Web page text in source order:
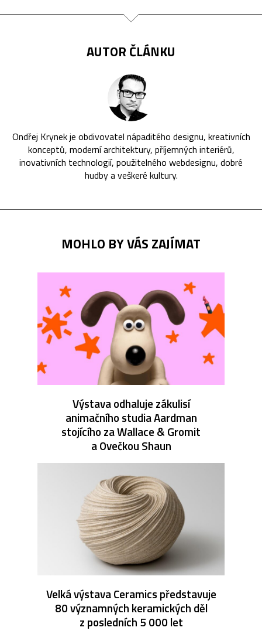
AUTOR ČLÁNKU
Ondřej Krynek je obdivovatel nápaditého designu, kreativních
konceptů, moderní architektury, příjemných interiérů,
inovativních technologií, použitelného webdesignu, dobré
hudby a veškeré kultury.
MOHLO BY VÁS ZAJÍMAT
Výstava odhaluje zákulisí
animačního studia Aardman
stojícího za Wallace & Gromit
a Ovečkou Shaun
Velká výstava Ceramics představuje
80 významných keramických děl
z posledních 5 000 let